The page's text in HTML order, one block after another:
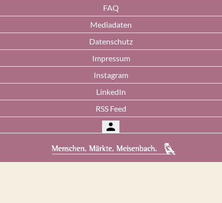
FAQ
Mediadaten
Datenschutz
Impressum
Instagram
LinkedIn
RSS Feed